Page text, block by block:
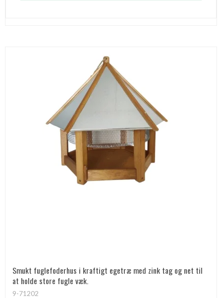
Smukt fuglefoderhus i kraftigt egetræ med zink tag og net til
at holde store fugle væk.
9-71202